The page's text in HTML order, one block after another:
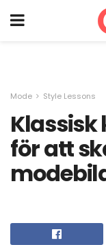
Mode Style Lessons
för att